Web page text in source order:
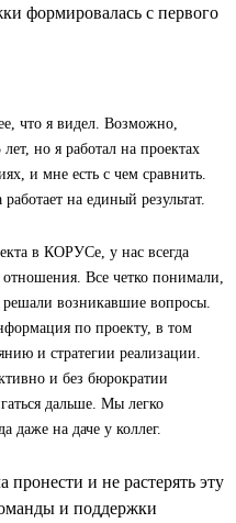
формировалась с первого
что я видел. Возможно,
но я работал на проектах
и мне есть с чем сравнить.
на единый результат.
в КОРУСе, у нас всегда
Все четко понимали,
решали возникавшие вопросы.
по проекту, в том
и стратегии реализации.
и без бюрократии
дальше. Мы легко
на даче у коллег.
пронести и не растерять эту
и поддержки